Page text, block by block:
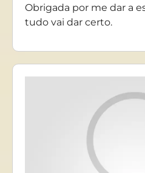
Obrigada por me dar a
tudo vai dar certo.